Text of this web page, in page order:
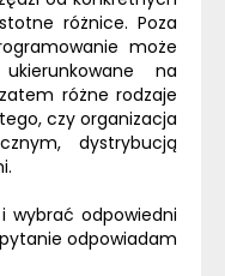
różnice. Poza
może
na
różne rodzaje
czy organizacja
dystrybucją
i wybrać odpowiedni
odpowiadam